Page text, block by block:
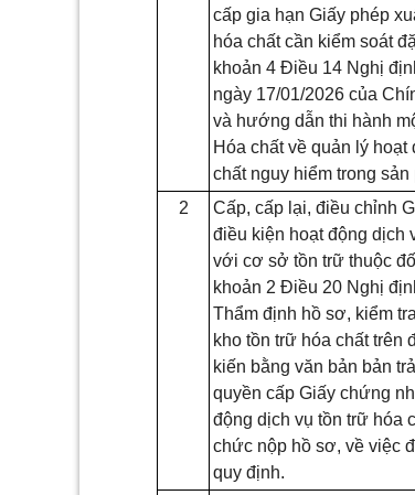
cấp gia hạn Giấy phép
hóa chất cần kiểm soát
khoản 4 Điều 14 Nghị
ngày 17/01/2026 của
và hướng dẫn thi hành
Hóa chất về quản lý hoạt
chất nguy hiểm trong sản
2
Cấp, cấp lại, điều chỉnh
điều kiện hoạt động dịch
với cơ sở tồn trữ thuộc
khoản 2 Điều 20 Nghị
Thẩm định hồ sơ, kiểm
kho tồn trữ hóa chất trên
kiến bằng văn bản bản
quyền cấp Giấy chứng
động dịch vụ tồn trữ hóa
chức nộp hồ sơ, về việc
quy định.